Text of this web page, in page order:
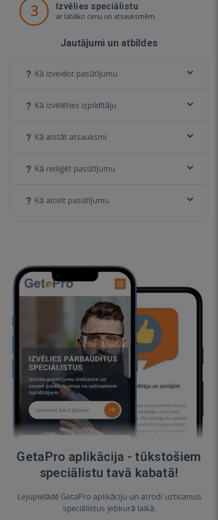
3 Izvēlies speciālistu
ar labāko cenu un atsauksmēm
Jautājumi un atbildes
Kā izveidot pasūtījumu
Kā izvēlēties izpildītāju
Kā atstāt atsauksmi
Kā rediģēt pasūtījumu
Kā atcelt pasūtījumu
GetaPro aplikācija - tūkstošiem
speciālistu tavā kabatā!
Lejupielādē GetaPro aplikāciju un atrodi uzticamus
speciālistus jebkurā laikā.